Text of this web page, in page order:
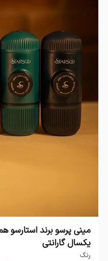
مینی پرسو برند استارسو
یکسال گارانتی
رنگ